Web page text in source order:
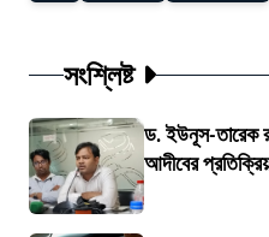
সংশ্লিষ্ট
ড. ইউনূস-তারেক
আদীবের